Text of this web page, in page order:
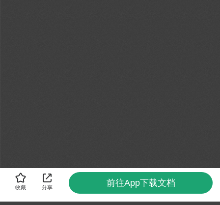
收藏 分享 前往App下载文档